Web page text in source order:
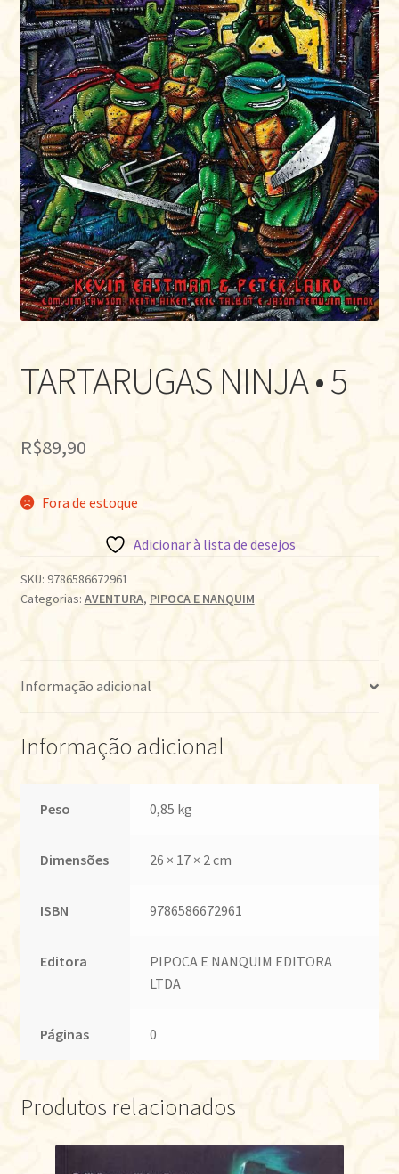
TARTARUGAS NINJA • 5
R$89,90
Fora de estoque
Adicionar à lista de desejos
SKU: 9786586672961
Categorias: AVENTURA, PIPOCA E NANQUIM
Informação adicional
Informação adicional
Peso 0,85 kg
Dimensões 26 × 17 × 2 cm
ISBN 9786586672961
Editora
PIPOCA E NANQUIM EDITORA
LTDA
Páginas 0
Produtos relacionados